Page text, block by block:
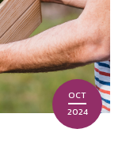
OCT
2024